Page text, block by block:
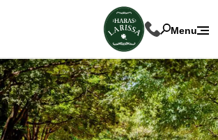
Menu